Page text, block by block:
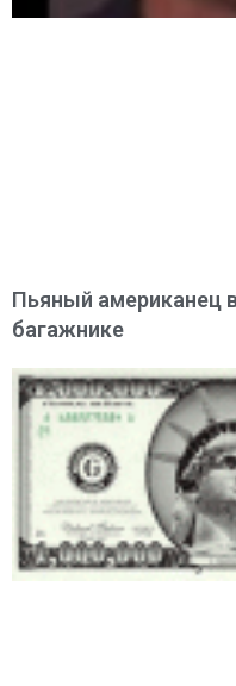
Пьяный американец
багажнике